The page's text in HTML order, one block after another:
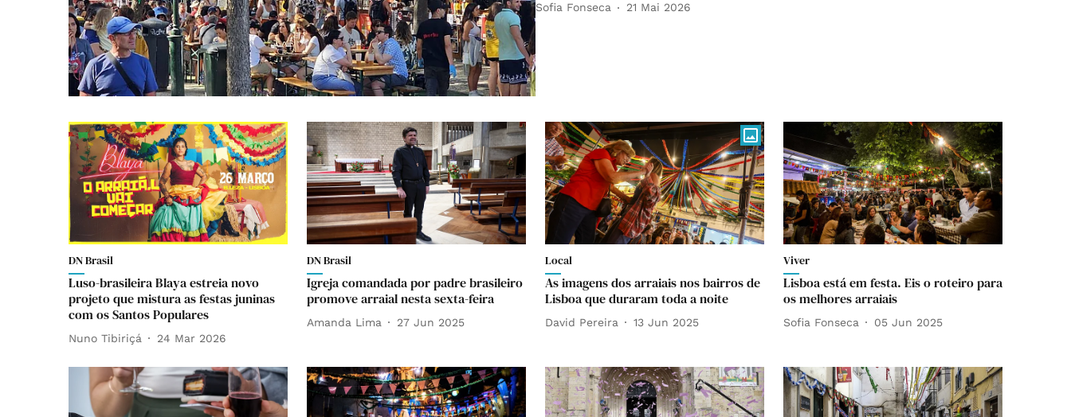
Sofia Fonseca 21 Mai 2026
DN Brasil
Luso-brasileira Blaya estreia novo
projeto que mistura as festas juninas
com os Santos Populares
Nuno Tibiriçá 24 Mar 2026
DN Brasil
Igreja comandada por padre brasileiro
promove arraial nesta sexta-feira
Amanda Lima 27 Jun 2025
Local
As imagens dos arraiais nos bairros de
Lisboa que duraram toda a noite
David Pereira 13 Jun 2025
Viver
Lisboa está em festa. Eis o roteiro para
os melhores arraiais
Sofia Fonseca 05 Jun 2025